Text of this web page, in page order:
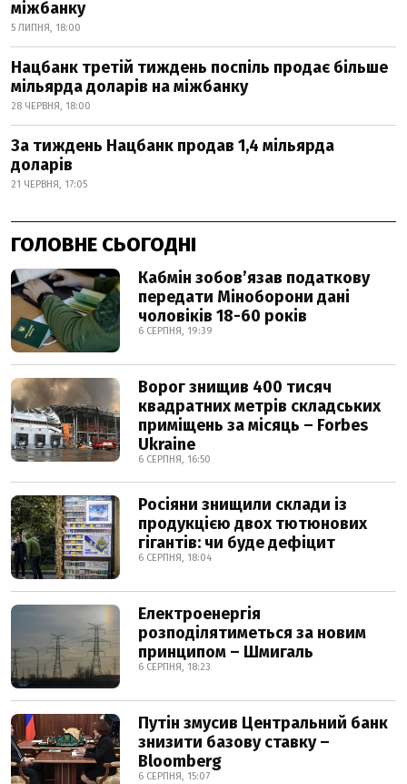
міжбанку
5 ЛИПНЯ, 18:00
Нацбанк третій тиждень поспіль продає більше
мільярда доларів на міжбанку
28 ЧЕРВНЯ, 18:00
За тиждень Нацбанк продав 1,4 мільярда
доларів
21 ЧЕРВНЯ, 17:05
ГОЛОВНЕ СЬОГОДНІ
Кабмін зобовʼязав податкову
передати Міноборони дані
чоловіків 18-60 років
6 СЕРПНЯ, 19:39
Ворог знищив 400 тисяч
квадратних метрів складських
приміщень за місяць – Forbes
Ukraine
6 СЕРПНЯ, 16:50
Росіяни знищили склади із
продукцією двох тютюнових
гігантів: чи буде дефіцит
6 СЕРПНЯ, 18:04
Електроенергія
розподілятиметься за новим
принципом – Шмигаль
6 СЕРПНЯ, 18:23
Путін змусив Центральний банк
знизити базову ставку –
Bloomberg
6 СЕРПНЯ, 15:07